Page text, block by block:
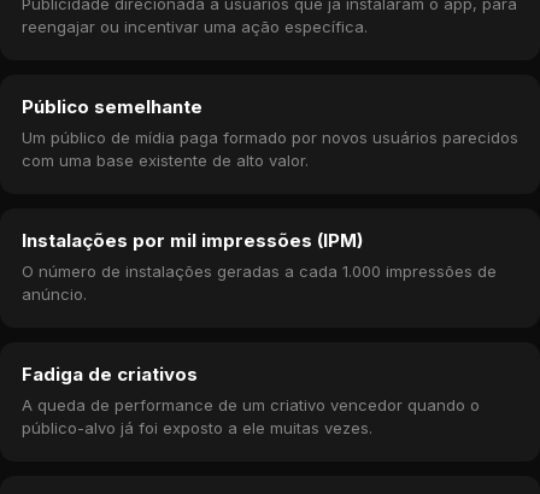
reengajar ou incentivar uma ação específica.
Público semelhante
Um público de mídia paga formado por novos usuários parecidos
com uma base existente de alto valor.
Instalações por mil impressões (IPM)
O número de instalações geradas a cada 1.000 impressões de
anúncio.
Fadiga de criativos
A queda de performance de um criativo vencedor quando o
público-alvo já foi exposto a ele muitas vezes.